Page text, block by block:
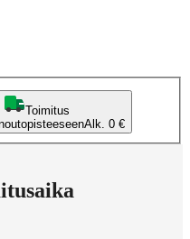
Toimitus
Alk. 0 €